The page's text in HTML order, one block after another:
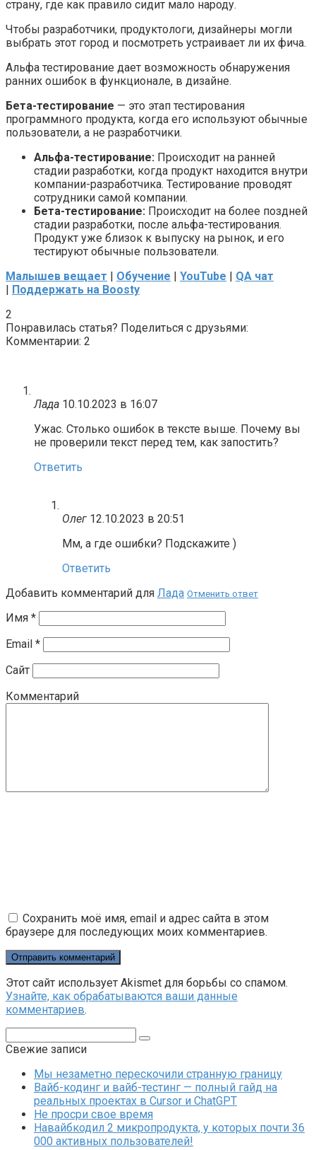
страну, где как правило сидит мало народу.
Чтобы разработчики, продуктологи, дизайнеры могли
выбрать этот город и посмотреть устраивает ли их фича.
Альфа тестирование дает возможность обнаружения
ранних ошибок в функционале, в дизайне.
Бета-тестирование — это этап тестирования
программного продукта, когда его используют обычные
пользователи, а не разработчики.
Альфа-тестирование: Происходит на ранней
стадии разработки, когда продукт находится внутри
компании-разработчика. Тестирование проводят
сотрудники самой компании.
Бета-тестирование: Происходит на более поздней
стадии разработки, после альфа-тестирования.
Продукт уже близок к выпуску на рынок, и его
тестируют обычные пользователи.
Малышев вещает | Обучение | YouTube | QA чат
| Поддержать на Boosty
2
Понравилась статья? Поделиться с друзьями:
Комментарии: 2
Лада 10.10.2023 в 16:07
Ужас. Столько ошибок в тексте выше. Почему вы
не проверили текст перед тем, как запостить?
Ответить
Олег 12.10.2023 в 20:51
Мм, а где ошибки? Подскажите )
Ответить
Добавить комментарий для Лада Отменить ответ
Имя *
Email *
Сайт
Комментарий
Сохранить моё имя, email и адрес сайта в этом
браузере для последующих моих комментариев.
Этот сайт использует Akismet для борьбы со спамом.
Узнайте, как обрабатываются ваши данные
комментариев.
Свежие записи
Мы незаметно перескочили странную границу
Вайб-кодинг и вайб-тестинг — полный гайд на
реальных проектах в Cursor и ChatGPT
Не просри свое время
Навайбкодил 2 микропродукта, у которых почти 36
000 активных пользователей!